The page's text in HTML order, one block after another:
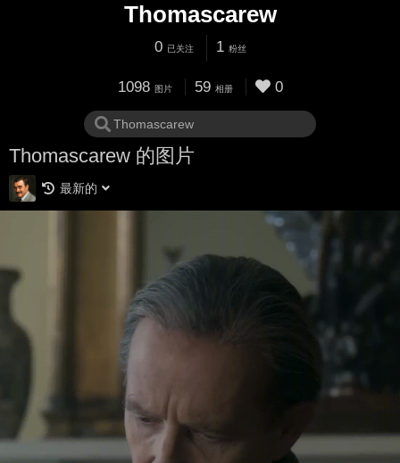
Thomascarew
0 已关注 1 粉丝
1098 图片 59 相册 0
Thomascarew 的图片
最新的